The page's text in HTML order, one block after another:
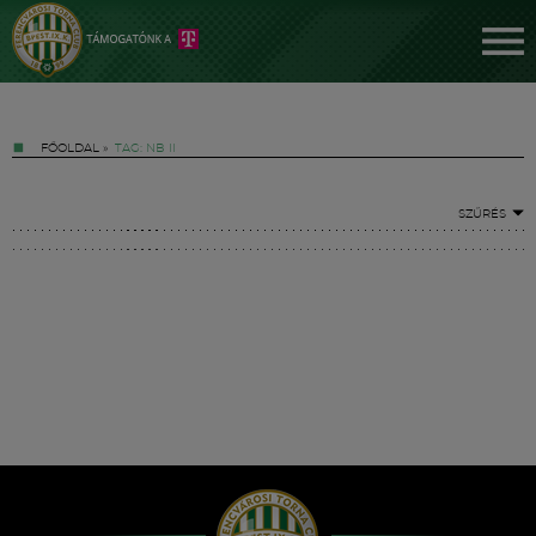
FŐOLDAL » TAG: NB II
SZŰRÉS
Hírek